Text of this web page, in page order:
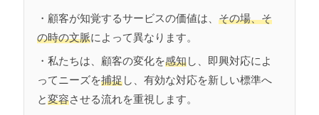
・顧客が知覚するサービスの価値は、 その場、そ
の時の文脈によって異なります。
・私たちは、顧客の変化を感知し、即興対応によ
ってニーズを捕捉し、有効な対応を新しい標準へ
と変容させる流れを重視します。